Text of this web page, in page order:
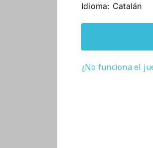
Idioma: Catalán
¿No funciona el